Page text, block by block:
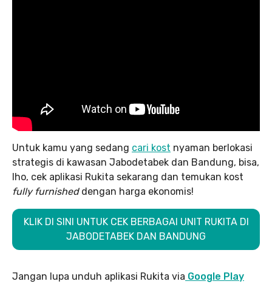
Untuk kamu yang sedang cari kost nyaman berlokasi
strategis di kawasan Jabodetabek dan Bandung, bisa,
lho, cek aplikasi Rukita sekarang dan temukan kost
fully furnished dengan harga ekonomis!
KLIK DI SINI UNTUK CEK BERBAGAI UNIT RUKITA DI
JABODETABEK DAN BANDUNG
Jangan lupa unduh aplikasi Rukita via Google Play